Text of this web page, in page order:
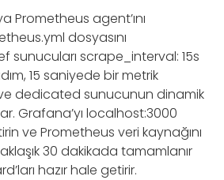
Prometheus agent’ını
dosyasını
sunucuları scrape_interval: 15s
15 saniyede bir metrik
dedicated sunucunun dinamik
Grafana’yı localhost:3000
ve Prometheus veri kaynağını
30 dakikada tamamlanır
hazır hale getirir.